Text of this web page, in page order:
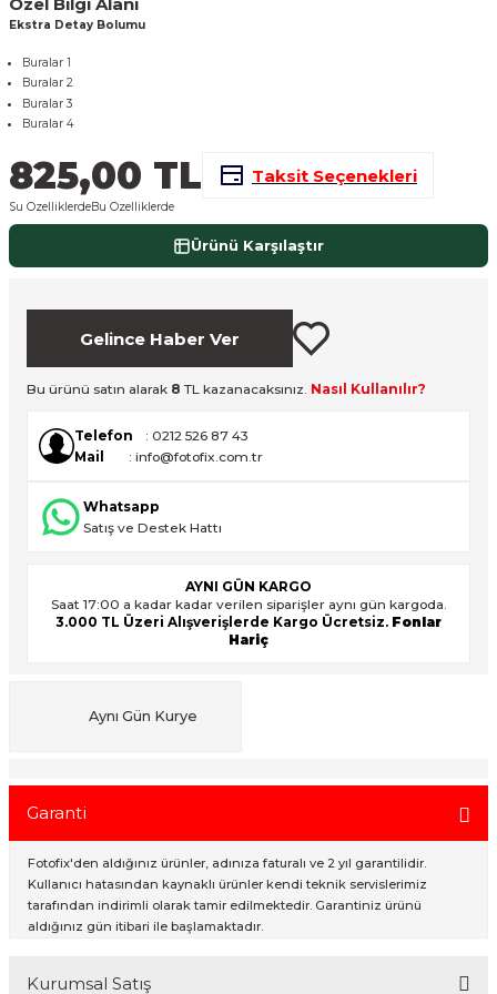
Cihazları
Işık Setleri
Ekstra Detay Bolumu
Buralar 1
Buralar 2
Buralar 3
Buralar 4
825,00 TL Taksit Seçenekleri
Su OzelliklerdeBu Ozelliklerde
Ürünü Karşılaştır
Gelince Haber Ver
Bu ürünü satın alarak 8 TL kazanacaksınız. Nasıl Kullanılır?
Telefon
: 0212 526 87 43
Mail
: info@fotofix.com.tr
Whatsapp
Satış ve Destek Hattı
AYNI GÜN KARGO
Saat 17:00 a kadar kadar verilen siparişler aynı gün kargoda.
3.000 TL Üzeri Alışverişlerde Kargo Ücretsiz. Fonlar
Hariç
Aynı Gün Kurye
Garanti
Fotofix'den aldığınız ürünler, adınıza faturalı ve 2 yıl garantilidir.
Kullanıcı hatasından kaynaklı ürünler kendi teknik servislerimiz
tarafından indirimli olarak tamir edilmektedir. Garantiniz ürünü
aldığınız gün itibari ile başlamaktadır.
Kurumsal Satış